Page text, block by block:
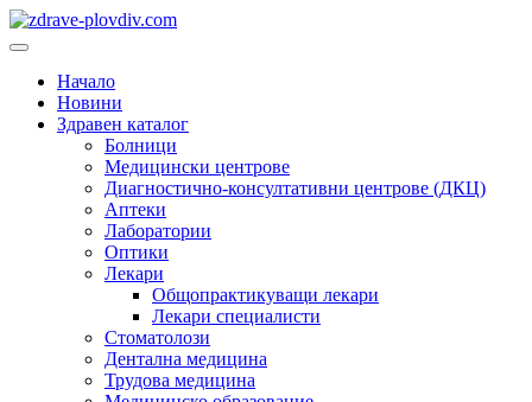
Преминете
към
Основно
Начало
Новини
Здравен каталог
Болници
Медицински центрове
Диагностично-консултативни центрове (ДКЦ)
Аптеки
Лаборатории
Оптики
Лекари
Общопрактикуващи лекари
Лекари специалисти
Стоматолози
Дентална медицина
Трудова медицина